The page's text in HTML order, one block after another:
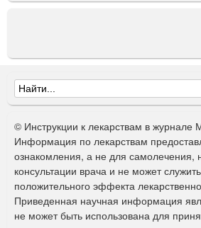
Ф
о
р
м
а
п
© Инструкции к лекарствам в журнале
Информация по лекарствам
ознакомления, а не для самолечения,
консультации врача и не может
положительного эффекта
Приведенная научная информация
не может быть использована для